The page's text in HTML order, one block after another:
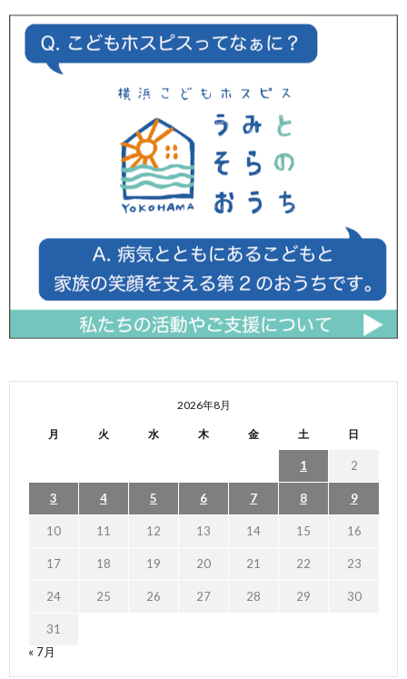
2026年8月
月 火 水 木 金 土 日
1 2
3 4 5 6 7 8 9
10 11 12 13 14 15 16
17 18 19 20 21 22 23
24 25 26 27 28 29 30
31
« 7月